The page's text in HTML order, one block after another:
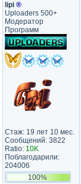
lipi ®
Uploaders 500+
Модератор
Программ
Стаж: 19 лет 10 мес.
Сообщений: 3822
Ratio: 10K
Поблагодарили:
204006
100%